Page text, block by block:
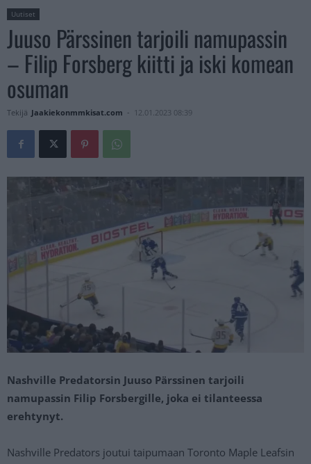
Uutiset
Juuso Pärssinen tarjoili namupassin
– Filip Forsberg kiitti ja iski komean
osuman
Tekijä Jaakiekonmmkisat.com - 12.01.2023 08:39
Nashville Predatorsin Juuso Pärssinen tarjoili
namupassin Filip Forsbergille, joka ei tilanteessa
erehtynyt.
Nashville Predators joutui taipumaan Toronto Maple Leafsin